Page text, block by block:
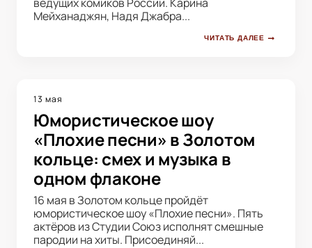
Мейханаджян, Надя Джабра...
ЧИТАТЬ ДАЛЕЕ
13 мая
Юмористическое шоу
«Плохие песни» в Золотом
кольце: смех и музыка в
одном флаконе
16 мая в Золотом кольце пройдёт
юмористическое шоу «Плохие песни». Пять
актёров из Студии Союз исполнят смешные
пародии на хиты. Присоединяй...